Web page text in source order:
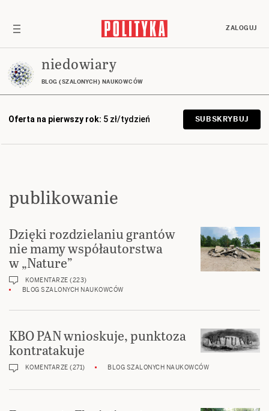
ZALOGUJ
niedowiary
BLOG (SZALONYCH) NAUKOWCÓW
Oferta na pierwszy rok: 5 zł/tydzień SUBSKRYBUJ
publikowanie
Dzięki rozdzielaniu grantów
nie mamy współautorstwa
w „Nature”
KOMENTARZE (223)
BLOG SZALONYCH NAUKOWCÓW
KBO PAN wnioskuje, punktoza
kontratakuje
KOMENTARZE (271) BLOG SZALONYCH NAUKOWCÓW